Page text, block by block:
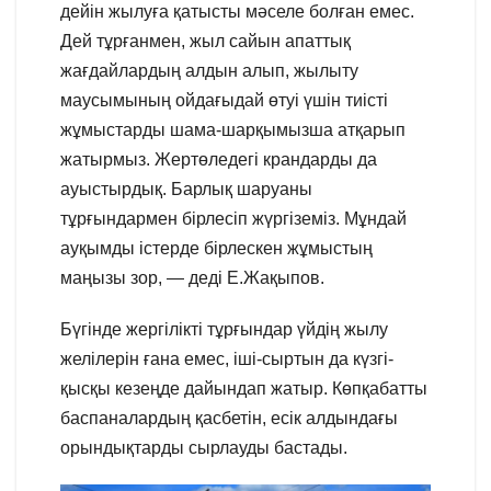
дейін жылуға қатысты мәселе болған емес.
Дей тұрғанмен, жыл сайын апаттық
жағдайлардың алдын алып, жылыту
маусымының ойдағыдай өтуі үшін тиісті
жұмыстарды шама-шарқымызша атқарып
жатырмыз. Жертөледегі крандарды да
ауыстырдық. Барлық шаруаны
тұрғындармен бірлесіп жүргіземіз. Мұндай
ауқымды істерде бірлескен жұмыстың
маңызы зор, — деді Е.Жақыпов.
Бүгінде жергілікті тұрғындар үйдің жылу
желілерін ғана емес, іші-сыртын да күзгі-
қысқы кезеңде дайындап жатыр. Көпқабатты
баспаналардың қасбетін, есік алдындағы
орындықтарды сырлауды бастады.